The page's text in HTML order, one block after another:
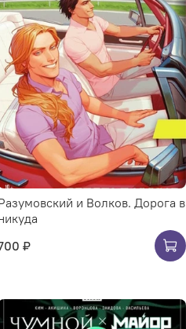
и Волков. Дорога в
₽